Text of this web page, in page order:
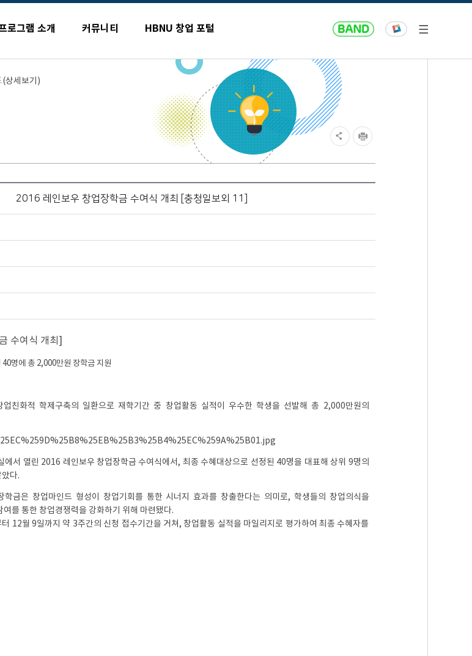
로그램 소개 커뮤니티 HBNU 창업 포털
(상세보기)
2016 레인보우 창업장학금 수여식 개최 [충청일보외 11]
수여식 개최]
명에 총 2,000만원 장학금 지원
업친화적 학제구축의 일환으로 재학기간 중 창업활동 실적이 우수한 학생을 선발해 총 2,000만원의
에서 열린 2016 레인보우 창업장학금 수여식에서, 최종 수혜대상으로 선정된 40명을 대표해 상위 9명의
다.
학금은 창업마인드 형성이 창업기회를 통한 시너지 효과를 창출한다는 의미로, 학생들의 창업의식을
를 통한 창업경쟁력을 강화하기 위해 마련됐다.
12월 9일까지 약 3주간의 신청 접수기간을 거쳐, 창업활동 실적을 마일리지로 평가하여 최종 수혜자를